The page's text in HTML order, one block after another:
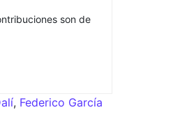
son de
, Federico García